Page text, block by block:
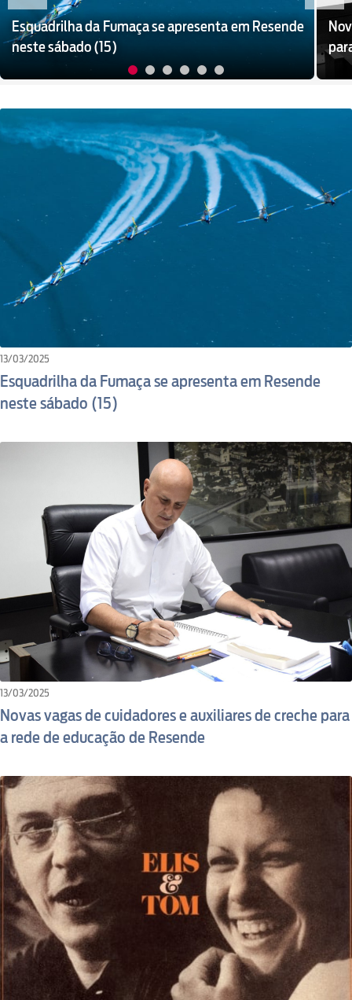
Esquadrilha da Fumaça se apresenta em Resende
neste sábado (15)
13/03/2025
Esquadrilha da Fumaça se apresenta em Resende
neste sábado (15)
13/03/2025
Novas vagas de cuidadores e auxiliares de creche para
a rede de educação de Resende